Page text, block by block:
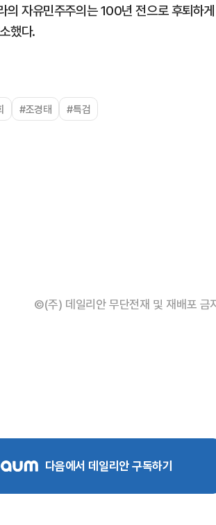
의 자유민주주의는 100년 전으로 후퇴하게
했다.
#조경태 #특검
©(주) 데일리안 무단전재 및 재배포 금
다음에서 데일리안 구독하기